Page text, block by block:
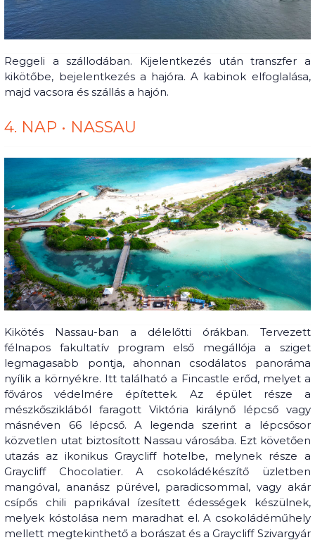
Reggeli a szállodában. Kijelentkezés után transzfer a
kikötőbe, bejelentkezés a hajóra. A kabinok elfoglalása,
majd vacsora és szállás a hajón.
4. NAP • NASSAU
Kikötés Nassau-ban a délelőtti órákban. Tervezett
félnapos fakultatív program első megállója a sziget
legmagasabb pontja, ahonnan csodálatos panoráma
nyílik a környékre. Itt található a Fincastle erőd, melyet a
főváros védelmére építettek. Az épület része a
mészkősziklából faragott Viktória királynő lépcső vagy
másnéven 66 lépcső. A legenda szerint a lépcsősor
közvetlen utat biztosított Nassau városába. Ezt követően
utazás az ikonikus Graycliff hotelbe, melynek része a
Graycliff Chocolatier. A csokoládékészítő üzletben
mangóval, ananász pürével, paradicsommal, vagy akár
csípős chili paprikával ízesített édességek készülnek,
melyek kóstolása nem maradhat el. A csokoládéműhely
mellett megtekinthető a borászat és a Graycliff Szivargyár